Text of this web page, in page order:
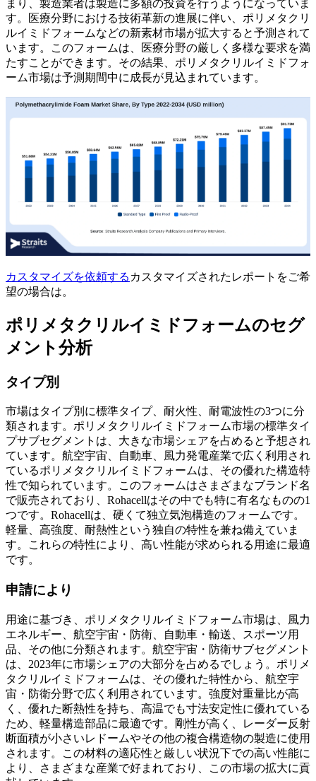
まり、製造業者は製造に多額の投資を行うようになっていま
す。医療分野における技術革新の進展に伴い、ポリメタクリ
ルイミドフォームなどの新素材市場が拡大すると予測されて
います。このフォームは、医療分野の厳しく多様な要求を満
たすことができます。その結果、ポリメタクリルイミドフォ
ーム市場は予測期間中に成長が見込まれています。
カスタマイズを依頼する カスタマイズされたレポートをご希
望の場合は。
ポリメタクリルイミドフォームのセグ
メント分析
タイプ別
市場はタイプ別に標準タイプ、耐火性、耐電波性の3つに分
類されます。ポリメタクリルイミドフォーム市場の標準タイ
プサブセグメントは、大きな市場シェアを占めると予想され
ています。航空宇宙、自動車、風力発電産業で広く利用され
ているポリメタクリルイミドフォームは、その優れた構造特
性で知られています。このフォームはさまざまなブランド名
で販売されており、Rohacellはその中でも特に有名なものの1
つです。Rohacellは、硬くて独立気泡構造のフォームです。
軽量、高強度、耐熱性という独自の特性を兼ね備えていま
す。これらの特性により、高い性能が求められる用途に最適
です。
申請により
用途に基づき、ポリメタクリルイミドフォーム市場は、風力
エネルギー、航空宇宙・防衛、自動車・輸送、スポーツ用
品、その他に分類されます。航空宇宙・防衛サブセグメント
は、2023年に市場シェアの大部分を占めるでしょう。ポリメ
タクリルイミドフォームは、その優れた特性から、航空宇
宙・防衛分野で広く利用されています。強度対重量比が高
く、優れた断熱性を持ち、高温でも寸法安定性に優れている
ため、軽量構造部品に最適です。剛性が高く、レーダー反射
断面積が小さいレドームやその他の複合構造物の製造に使用
されます。この材料の適応性と厳しい状況下での高い性能に
より、さまざまな産業で好まれており、この市場の拡大に貢